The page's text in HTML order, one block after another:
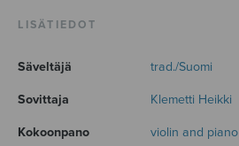
LISÄTIEDOT
Säveltäjä trad./Suomi
Sovittaja Klemetti Heikki
Kokoonpano violin and piano